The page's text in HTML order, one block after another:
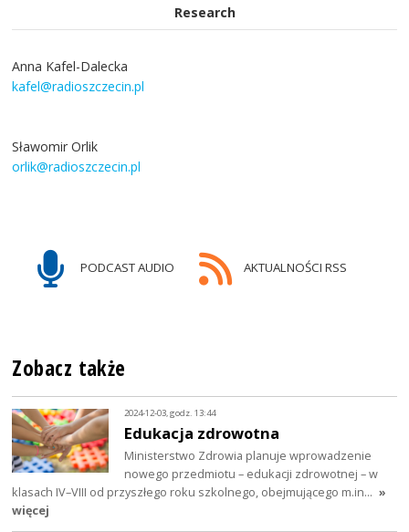
Research
Anna Kafel-Dalecka
kafel@radioszczecin.pl
Sławomir Orlik
orlik@radioszczecin.pl
PODCAST AUDIO AKTUALNOŚCI RSS
Zobacz także
2024-12-03, godz. 13:44
Edukacja zdrowotna
Ministerstwo Zdrowia planuje wprowadzenie
nowego przedmiotu – edukacji zdrowotnej – w
klasach IV–VIII od przyszłego roku szkolnego, obejmującego m.in… »
więcej